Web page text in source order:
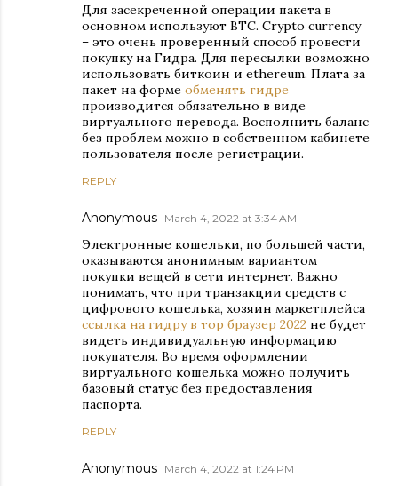
Для засекреченной операции пакета в
основном используют BTC. Crypto currency
– это очень проверенный способ провести
покупку на Гидра. Для пересылки возможно
использовать биткоин и ethereum. Плата за
пакет на форме обменять гидре
производится обязательно в виде
виртуального перевода. Восполнить баланс
без проблем можно в собственном кабинете
пользователя после регистрации.
REPLY
Anonymous March 4, 2022 at 3:34 AM
Электронные кошельки, по большей части,
оказываются анонимным вариантом
покупки вещей в сети интернет. Важно
понимать, что при транзакции средств с
цифрового кошелька, хозяин маркетплейса
ссылка на гидру в тор браузер 2022 не будет
видеть индивидуальную информацию
покупателя. Во время оформлении
виртуального кошелька можно получить
базовый статус без предоставления
паспорта.
REPLY
Anonymous March 4, 2022 at 1:24 PM